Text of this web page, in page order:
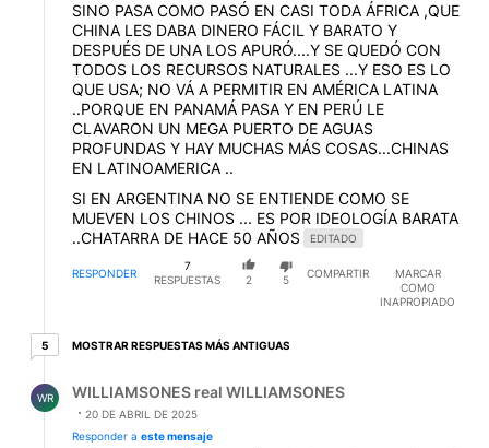
SINO PASA COMO PASÓ EN CASI TODA ÁFRICA ,QUE
CHINA LES DABA DINERO FÁCIL Y BARATO Y
DESPUÉS DE UNA LOS APURÓ....Y SE QUEDÓ CON
TODOS LOS RECURSOS NATURALES ...Y ESO ES LO
QUE USA; NO VÁ A PERMITIR EN AMÉRICA LATINA
..PORQUE EN PANAMÁ PASA Y EN PERÚ LE
CLAVARON UN MEGA PUERTO DE AGUAS
PROFUNDAS Y HAY MUCHAS MÁS COSAS...CHINAS
EN LATINOAMERICA ..
SI EN ARGENTINA NO SE ENTIENDE COMO SE
MUEVEN LOS CHINOS ... ES POR IDEOLOGÍA BARATA
..CHATARRA DE HACE 50 AÑOS
EDITADO
RESPONDER
7
RESPUESTAS
2 5
COMPARTIR
MARCAR
COMO
INAPROPIADO
55 respuestas más antiguas
MOSTRAR RESPUESTAS MÁS ANTIGUAS
WR WILLIAMSONES real WILLIAMSONES
20 DE ABRIL DE 2025
Responder a este mensaje